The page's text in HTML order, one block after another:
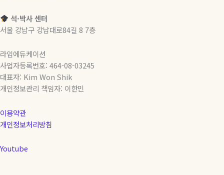
석·박사 센터
서울 강남구 강남대로84길 8 7층
라임에듀케이션
사업자등록번호: 464-08-03245
대표자: Kim Won Shik
개인정보관리 책임자: 이한민
이용약관
개인정보처리방침
Youtube